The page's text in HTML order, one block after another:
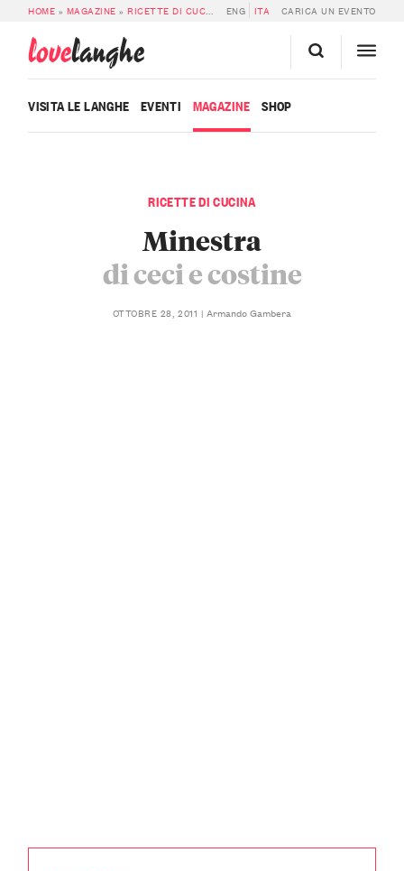
HOME » MAGAZINE »RICETTE DI CUCINA »MINESTRA DI CECI E COSTINE
ENG ITA CARICA UN EVENTO
lovelanghe
VISITA LE LANGHE EVENTI MAGAZINE SHOP
RICETTE DI CUCINA
Minestra
di ceci e costine
OTTOBRE 28, 2011 Armando Gambera